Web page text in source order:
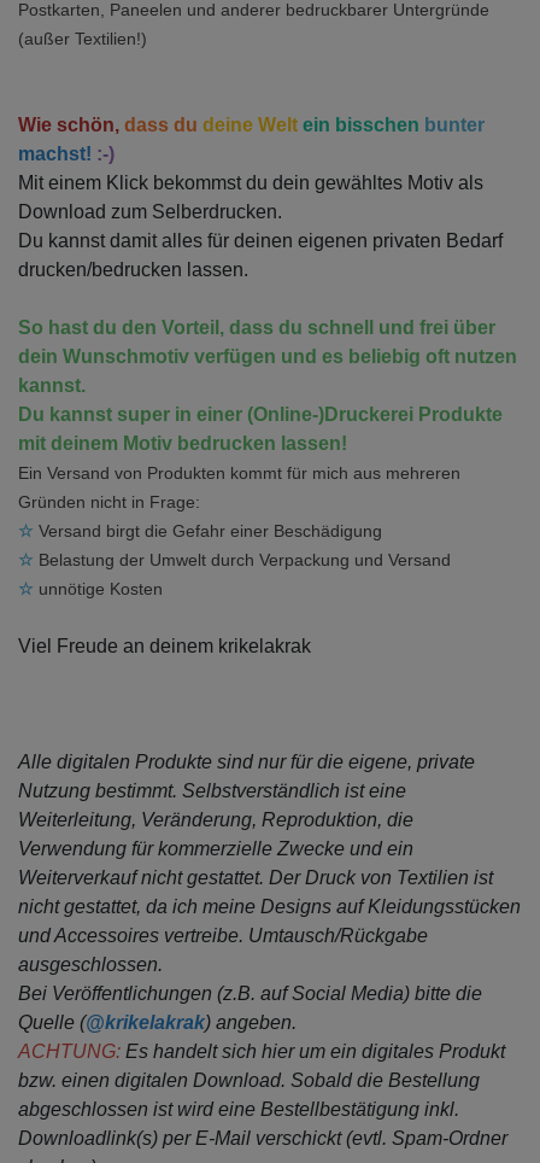
Postkarten, Paneelen und anderer bedruckbarer Untergründe
(außer Textilien!)
Wie schön, dass du deine Welt ein bisschen bunter
machst! :-)
Mit einem Klick bekommst du dein gewähltes Motiv als
Download zum Selberdrucken.
Du kannst damit alles für deinen eigenen privaten Bedarf
drucken/bedrucken lassen.
So hast du den Vorteil, dass du schnell und frei über
dein Wunschmotiv verfügen und es beliebig oft nutzen
kannst.
Du kannst super in einer (Online-)Druckerei Produkte
mit deinem Motiv bedrucken lassen!
Ein Versand von Produkten kommt für mich aus mehreren
Gründen nicht in Frage:
☆ Versand birgt die Gefahr einer Beschädigung
☆ Belastung der Umwelt durch Verpackung und Versand
☆ unnötige Kosten
Viel Freude an deinem krikelakrak
Alle digitalen Produkte sind nur für die eigene, private
Nutzung bestimmt. Selbstverständlich ist eine
Weiterleitung, Veränderung, Reproduktion, die
Verwendung für kommerzielle Zwecke und ein
Weiterverkauf nicht gestattet. Der Druck von Textilien ist
nicht gestattet, da ich meine Designs auf Kleidungsstücken
und Accessoires vertreibe. Umtausch/Rückgabe
ausgeschlossen.
Bei Veröffentlichungen (z.B. auf Social Media) bitte die
Quelle (@krikelakrak) angeben.
ACHTUNG: Es handelt sich hier um ein digitales Produkt
bzw. einen digitalen Download. Sobald die Bestellung
abgeschlossen ist wird eine Bestellbestätigung inkl.
Downloadlink(s) per E-Mail verschickt (evtl. Spam-Ordner